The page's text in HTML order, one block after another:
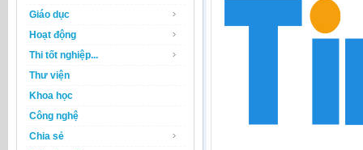
Giáo dục
Hoạt động
Thi tốt nghiệp...
Thư viện
Khoa học
Công nghệ
Chia sẻ